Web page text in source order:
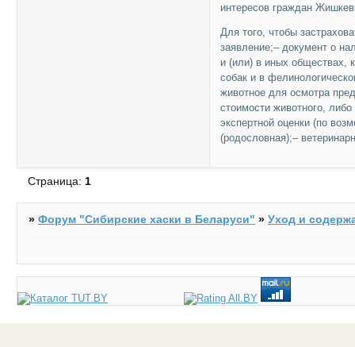
интересов граждан
Для того, чтобы
заявление;– документ о
и (или) в иных обществах,
собак и в
животное для осмотра
стоимости животного,
экспертной оценки (по
(родословная);–
Страница: 1
»Форум "Cибирские хаски в Беларуси" »Уход и